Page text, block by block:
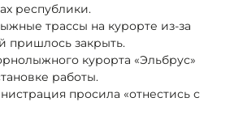
республики.
трассы на курорте из-за
пришлось закрыть.
курорта «Эльбрус»
работы.
просила «отнестись с